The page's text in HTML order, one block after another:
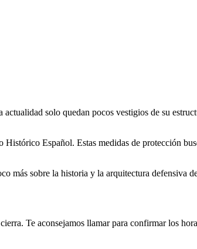
solo quedan pocos vestigios de su
Español. Estas medidas de protección
más sobre la historia y la arquitectura defensiva
Te aconsejamos llamar para confirmar los